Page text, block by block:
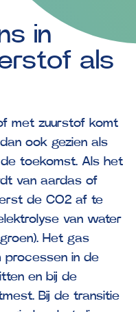
in
als
met zuurstof komt
ook gezien als
toekomst. Als het
van aardas of
de CO2 af te
van water
Het gas
processen in de
en bij de
Bij de transitie